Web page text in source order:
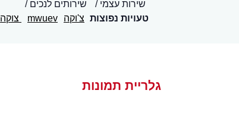
שירות עצמי
שירותים לנכים
טעויות נפוצות צ'וקה mwuev צוקה
גלריית תמונות